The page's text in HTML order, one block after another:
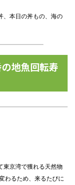
、本日の丼もの、海の
地魚回転寿
東京湾で獲れる天然物
わるため、来るたびに